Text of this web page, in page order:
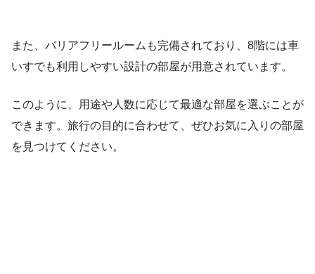
また、バリアフリールームも完備されており、8階には車
いすでも利用しやすい設計の部屋が用意されています。
このように、用途や人数に応じて最適な部屋を選ぶことが
できます。旅行の目的に合わせて、ぜひお気に入りの部屋
を見つけてください。